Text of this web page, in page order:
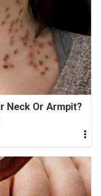
Neck Or Armpit?